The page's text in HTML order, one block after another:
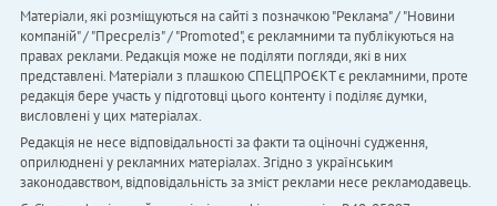
Матеріали, які розміщуються на сайті з позначкою "Реклама" / "Новини
компаній" / "Пресреліз" / "Promoted", є рекламними та публікуються на
правах реклами. Редакція може не поділяти погляди, які в них
представлені. Матеріали з плашкою СПЕЦПРОЄКТ є рекламними, проте
редакція бере участь у підготовці цього контенту і поділяє думки,
висловлені у цих матеріалах.
Редакція не несе відповідальності за факти та оціночні судження,
оприлюднені у рекламних матеріалах. Згідно з українським
законодавством, відповідальність за зміст реклами несе рекламодавець.